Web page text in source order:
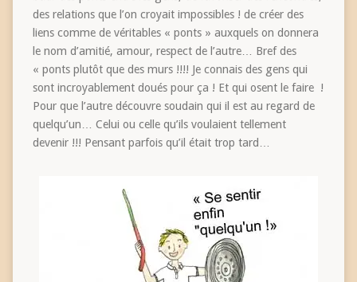
des relations que l’on croyait impossibles ! de créer des
liens comme de véritables « ponts » auxquels on donnera
le nom d’amitié, amour, respect de l’autre… Bref des
« ponts plutôt que des murs !!!! Je connais des gens qui
sont incroyablement doués pour ça ! Et qui osent le faire !
Pour que l’autre découvre soudain qui il est au regard de
quelqu’un… Celui ou celle qu’ils voulaient tellement
devenir !!! Pensant parfois qu’il était trop tard…